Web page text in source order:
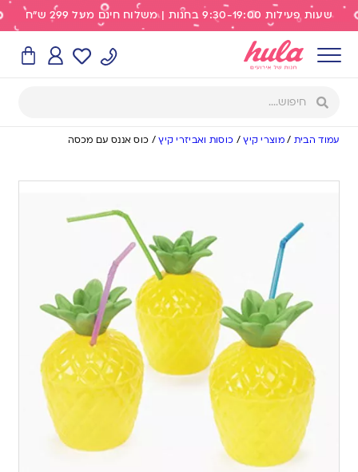
שעות פעילות 9:30-19:00 בחנות | משלוח חינם מעל 299 ש"ח
עמוד הבית /מוצרי קיץ/ כוסות ואביזרי קיץ/ כוס אננס עם מכסה